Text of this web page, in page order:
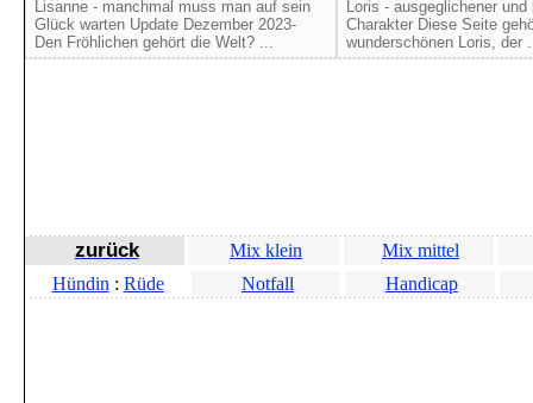
Lisanne - manchmal muss man auf sein
Glück warten Update Dezember 2023-
Den Fröhlichen gehört die Welt? ...
Loris - ausgeglichener und
Charakter Diese Seite
wunderschönen Loris, der
zurück Mix klein
Mix mittel
Hündin : Rüde Notfall Handicap